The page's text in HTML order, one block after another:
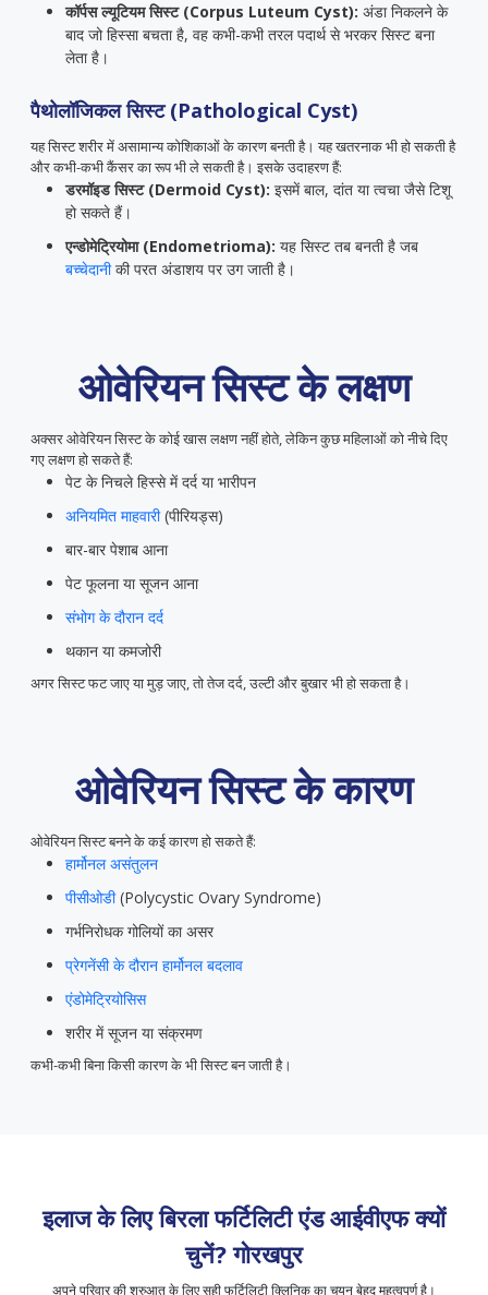
कॉर्पस ल्यूटियम सिस्ट (Corpus Luteum Cyst): अंडा निकलने के
बाद जो हिस्सा बचता है, वह कभी-कभी तरल पदार्थ से भरकर सिस्ट बना
लेता है।
पैथोलॉजिकल सिस्ट (Pathological Cyst)
यह सिस्ट शरीर में असामान्य कोशिकाओं के कारण बनती है। यह खतरनाक भी हो सकती है
और कभी-कभी कैंसर का रूप भी ले सकती है। इसके उदाहरण हैं:
डरमॉइड सिस्ट (Dermoid Cyst): इसमें बाल, दांत या त्वचा जैसे टिशू
हो सकते हैं।
एन्डोमेट्रियोमा (Endometrioma): यह सिस्ट तब बनती है जब
बच्चेदानीकी परत अंडाशय पर उग जाती है।
ओवेरियन सिस्ट के लक्षण
अक्सर ओवेरियन सिस्ट के कोई खास लक्षण नहीं होते, लेकिन कुछ महिलाओं को नीचे दिए
गए लक्षण हो सकते हैं:
पेट के निचले हिस्से में दर्द या भारीपन
अनियमित माहवारी(पीरियड्स)
बार-बार पेशाब आना
पेट फूलना या सूजन आना
संभोग के दौरान दर्द
थकान या कमजोरी
अगर सिस्ट फट जाए या मुड़ जाए, तो तेज दर्द, उल्टी और बुखार भी हो सकता है।
ओवेरियन सिस्ट के कारण
ओवेरियन सिस्ट बनने के कई कारण हो सकते हैं:
हार्मोनल असंतुलन
पीसीओडी(Polycystic Ovary Syndrome)
गर्भनिरोधक गोलियों का असर
प्रेगनेंसी के दौरान हार्मोनल बदलाव
एंडोमेट्रियोसिस
शरीर में सूजन या संक्रमण
कभी-कभी बिना किसी कारण के भी सिस्ट बन जाती है।
इलाज के लिए बिरला फर्टिलिटी एंड आईवीएफ क्यों
चुनें? गोरखपुर
अपने परिवार की शुरुआत के लिए सही फर्टिलिटी क्लिनिक का चयन बेहद महत्वपूर्ण है।